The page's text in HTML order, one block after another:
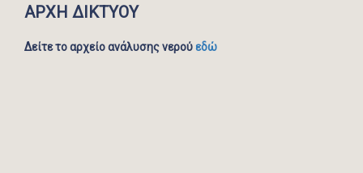
ΑΡΧΗ ΔΙΚΤΥΟΥ
Δείτε το αρχείο ανάλυσης νερούεδώ